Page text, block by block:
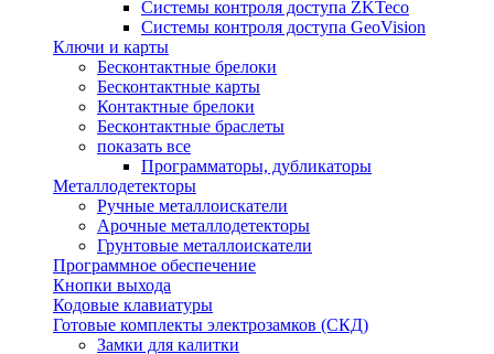
Системы контроля доступа ZKTeco
Системы контроля доступа GeoVision
Ключи и карты
Бесконтактные брелоки
Бесконтактные карты
Контактные брелоки
Бесконтактные браслеты
показать все
Программаторы, дубликаторы
Металлодетекторы
Ручные металлоискатели
Арочные металлодетекторы
Грунтовые металлоискатели
Программное обеспечение
Кнопки выхода
Кодовые клавиатуры
Готовые комплекты электрозамков (СКД)
Замки для калитки